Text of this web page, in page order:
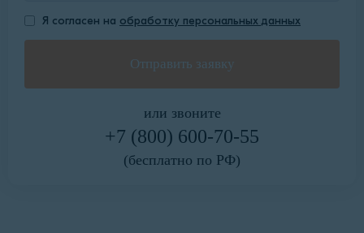
Я согласен на обработку персональных данных
или звоните
+7 (800) 600-70-55
(бесплатно по РФ)